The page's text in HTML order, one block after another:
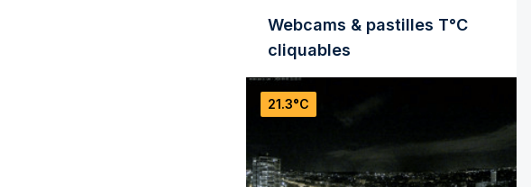
Webcams & pastilles T°C
cliquables
21.3°C